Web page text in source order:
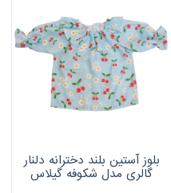
بلوز آستین بلند دخترانه دلنار
گالری مدل شکوفه گیلاس